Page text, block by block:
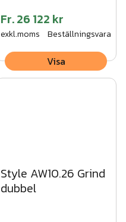
Fr.26 122 kr
exkl.moms Beställningsvara
Visa
Style AW10.26 Grind
dubbel